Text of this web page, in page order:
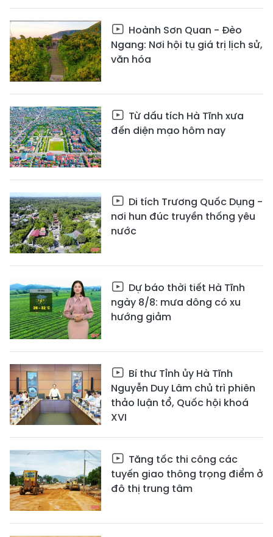
Hoành Sơn Quan - Đèo
Ngang: Nơi hội tụ giá trị lịch sử,
văn hóa
Từ dấu tích Hà Tĩnh xưa
đến diện mạo hôm nay
Di tích Trương Quốc Dụng -
nơi hun đúc truyền thống yêu
nước
Dự báo thời tiết Hà Tĩnh
ngày 8/8: mưa dông có xu
hướng giảm
Bí thư Tỉnh ủy Hà Tĩnh
Nguyễn Duy Lâm chủ trì phiên
thảo luận tổ, Quốc hội khoá
XVI
Tăng tốc thi công các
tuyến giao thông trọng điểm ở
đô thị trung tâm